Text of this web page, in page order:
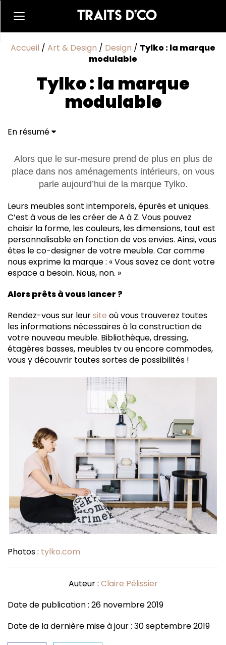
Accueil / Art & Design / Design / Tylko : la marque
modulable
Tylko : la marque
modulable
En résumé
Alors que le sur-mesure prend de plus en plus de
place dans nos aménagements intérieurs, on vous
parle aujourd’hui de la marque Tylko.
Leurs meubles sont intemporels, épurés et uniques.
C’est à vous de les créer de A à Z. Vous pouvez
choisir la forme, les couleurs, les dimensions, tout est
personnalisable en fonction de vos envies. Ainsi, vous
êtes le co-designer de votre meuble. Car comme
nous exprime la marque : « Vous savez ce dont votre
espace a besoin. Nous, non. »
Alors prêts à vous lancer ?
Rendez-vous sur leursite où vous trouverez toutes
les informations nécessaires à la construction de
votre nouveau meuble. Bibliothèque, dressing,
étagères basses, meubles tv ou encore commodes,
vous y découvrir toutes sortes de possibilités !
Photos : tylko.com
Auteur : Claire Pélissier
Date de publication : 26 novembre 2019
Date de la dernière mise à jour : 30 septembre 2019